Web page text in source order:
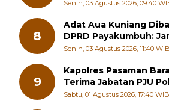
Senin, 03 Agustus 2026, 09:40
8
Adat Aua Kuniang
DPRD Payakumbuh:
Generasi Muda Hilang
Senin, 03 Agustus 2026, 11:40 WIB
9
Kapolres Pasaman
Terima Jabatan PJU
Sungai Beremas
Sabtu, 01 Agustus 2026, 17:40 WIB